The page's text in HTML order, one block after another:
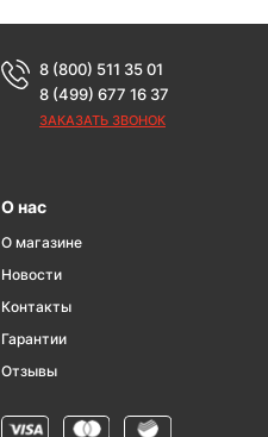
8 (800) 511 35 01
8 (499) 677 16 37
ЗАКАЗАТЬ ЗВОНОК
О нас
О магазине
Новости
Контакты
Гарантии
Отзывы